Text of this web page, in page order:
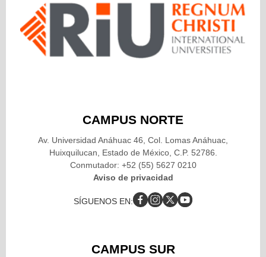
CAMPUS NORTE
Av. Universidad Anáhuac 46, Col. Lomas Anáhuac,
Huixquilucan, Estado de México, C.P. 52786.
Conmutador: +52 (55) 5627 0210
Aviso de privacidad
SÍGUENOS EN:
CAMPUS SUR